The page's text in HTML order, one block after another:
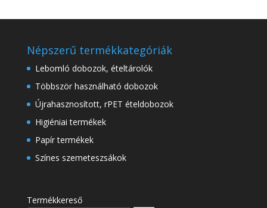
Népszerű termékkategóriák
Lebomló dobozok, ételtárolók
Többször használható dobozok
Újrahasznosított, rPET ételdobozok
Higiéniai termékek
Papír termékek
Színes szemeteszsákok
Termékkereső